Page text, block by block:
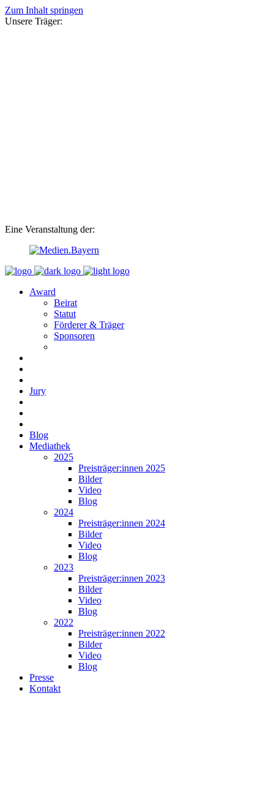
Zum Inhalt springen
Unsere Träger:
Eine Veranstaltung der:
Award
Beirat
Statut
Förderer & Träger
Sponsoren
Jury
Blog
Mediathek
2025
Preisträger:innen 2025
Bilder
Video
Blog
2024
Preisträger:innen 2024
Bilder
Video
Blog
2023
Preisträger:innen 2023
Bilder
Video
Blog
2022
Preisträger:innen 2022
Bilder
Video
Blog
Presse
Kontakt